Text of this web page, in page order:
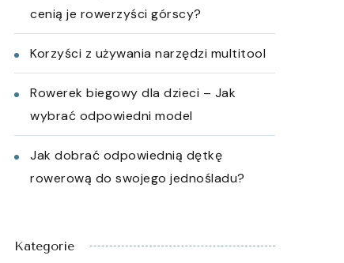
cenią je rowerzyści górscy?
Korzyści z używania narzędzi multitool
Rowerek biegowy dla dzieci – Jak
wybrać odpowiedni model
Jak dobrać odpowiednią dętkę
rowerową do swojego jednośladu?
Kategorie